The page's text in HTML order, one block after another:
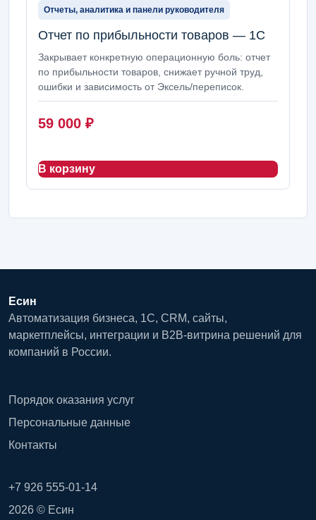
Отчеты, аналитика и панели руководителя
Отчет по прибыльности товаров — 1С
Закрывает конкретную операционную боль: отчет
по прибыльности товаров, снижает ручной труд,
ошибки и зависимость от Эксель/переписок.
59 000 ₽
В корзину
Есин
Автоматизация бизнеса, 1С, CRM, сайты,
маркетплейсы, интеграции и B2B-витрина решений для
компаний в России.
Порядок оказания услуг
Персональные данные
Контакты
+7 926 555-01-14
2026 © Есин